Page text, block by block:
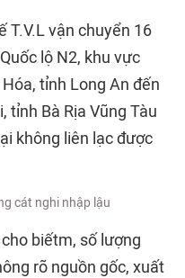
T.V.L vận chuyển 16
lộ N2, khu vực
tỉnh Long An đến
tỉnh Bà Rịa Vũng Tàu
không liên lạc được
cát nghi nhập lậu
biếtm, số lượng
rõ nguồn gốc, xuất